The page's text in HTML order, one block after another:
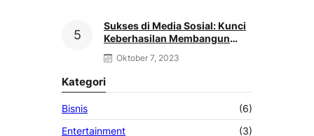
Sukses di Media Sosial: Kunci
Keberhasilan Membangun
Oktober 7, 2023
Kategori
Bisnis
(6)
Entertainment
(3)